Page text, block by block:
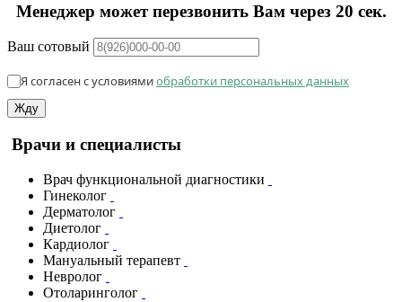
Менеджер может перезвонить Вам через 20 сек.
Ваш сотовый
Я согласен с условиямиобработки персональных данных
Жду
Врачи и специалисты
Врач функциональной диагностики
Гинеколог
Дерматолог
Диетолог
Кардиолог
Мануальный терапевт
Невролог
Отоларинголог